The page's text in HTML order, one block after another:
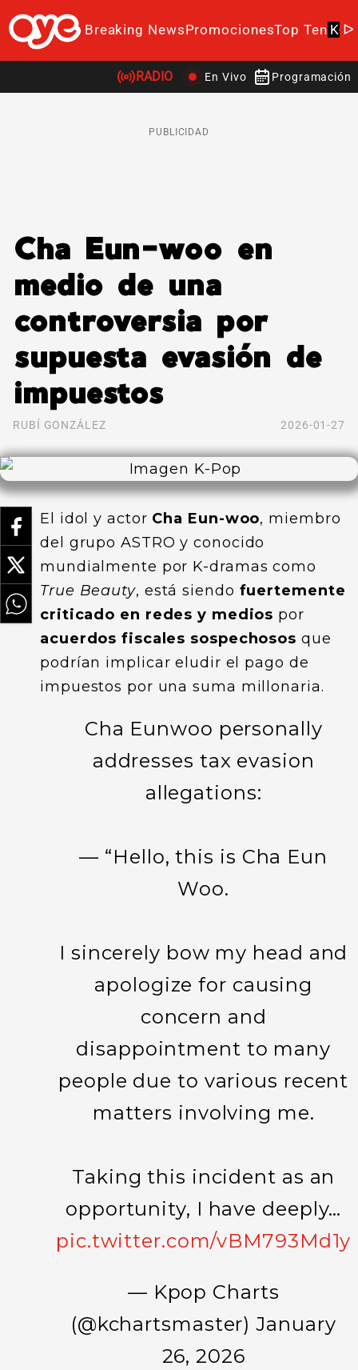
Breaking NewsPromocionesTop Ten K-
RADIO En Vivo Programación
PUBLICIDAD
Cha Eun-woo en
medio de una
controversia por
supuesta evasión de
impuestos
RUBÍ GONZÁLEZ 2026-01-27
El idol y actor Cha Eun-woo, miembro
del grupo ASTRO y conocido
mundialmente por K-dramas como
True Beauty, está siendo fuertemente
criticado en redes y medios por
acuerdos fiscales sospechosos que
podrían implicar eludir el pago de
impuestos por una suma millonaria.
Cha Eunwoo personally
addresses tax evasion
allegations:
— “Hello, this is Cha Eun
Woo.
I sincerely bow my head and
apologize for causing
concern and
disappointment to many
people due to various recent
matters involving me.
Taking this incident as an
opportunity, I have deeply…
pic.twitter.com/vBM793Md1y
— Kpop Charts
(@kchartsmaster)January
26, 2026